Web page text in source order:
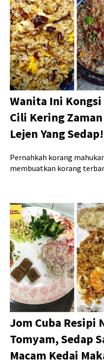
Wanita Ini
Cili Kering
Lejen Yang Sedap!
Pernahkah korang
membuatkan korang
Jom Cuba Resipi
Tomyam, Sedap
Macam Kedai